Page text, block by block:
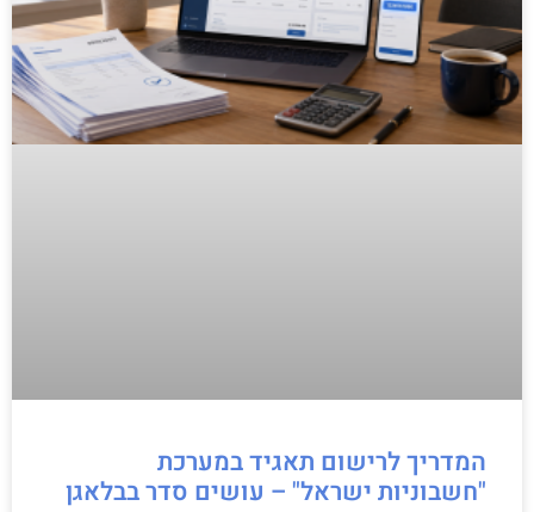
המדריך לרישום תאגיד במערכת
"חשבוניות ישראל" – עושים סדר בבלאגן